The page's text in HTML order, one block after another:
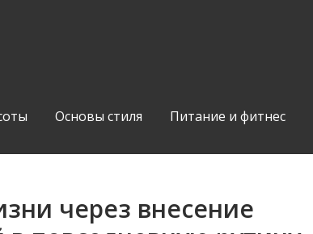
Основы стиля Питание и фитнес
через внесение